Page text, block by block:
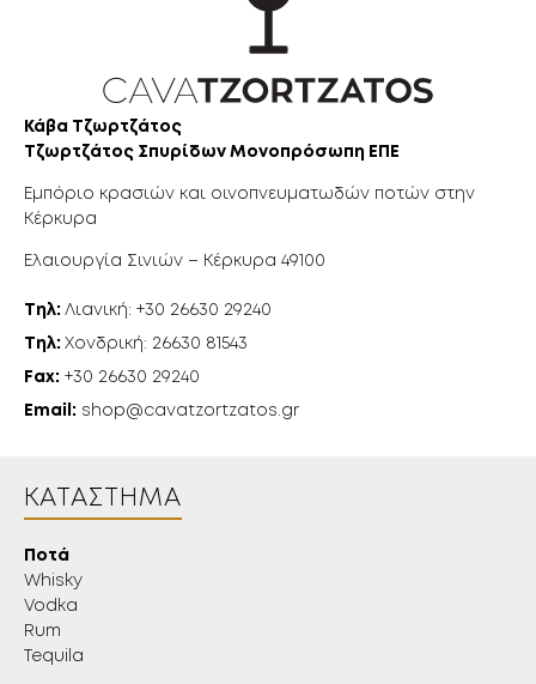
Κάβα Τζωρτζάτος
Τζωρτζάτος Σπυρίδων Μονοπρόσωπη ΕΠΕ
Εμπόριο κρασιών και οινοπνευματωδών ποτών στην
Κέρκυρα
Ελαιουργία Σινιών – Κέρκυρα 49100
Τηλ: Λιανική: +30 26630 29240
Τηλ: Χονδρική: 26630 81543
Fax: +30 26630 29240
Email: shop@cavatzortzatos.gr
ΚΑΤΆΣΤΗΜΑ
Ποτά
Whisky
Vodka
Rum
Tequila